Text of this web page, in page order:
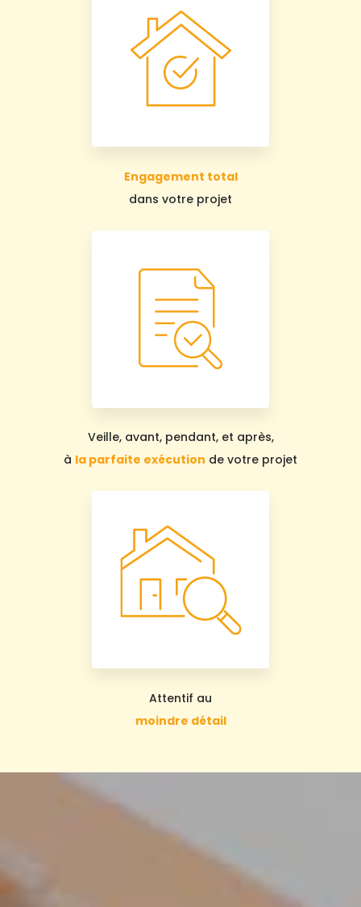
Engagement total
dans votre projet
Veille, avant, pendant, et après,
à la parfaite exécution de votre projet
Attentif au
moindre détail